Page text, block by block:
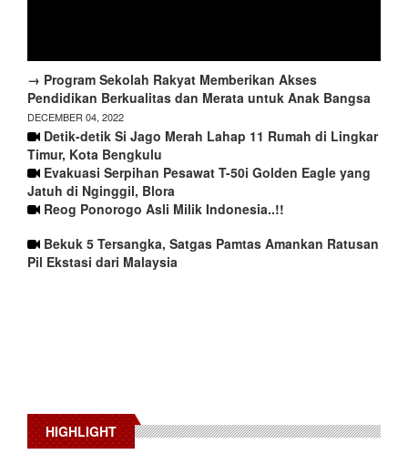
→ Program Sekolah Rakyat Memberikan Akses
Pendidikan Berkualitas dan Merata untuk Anak Bangsa
DECEMBER 04, 2022
Detik-detik Si Jago Merah Lahap 11 Rumah di Lingkar
Timur, Kota Bengkulu
Evakuasi Serpihan Pesawat T-50i Golden Eagle yang
Jatuh di Nginggil, Blora
Reog Ponorogo Asli Milik Indonesia..!!
Bekuk 5 Tersangka, Satgas Pamtas Amankan Ratusan
Pil Ekstasi dari Malaysia
HIGHLIGHT